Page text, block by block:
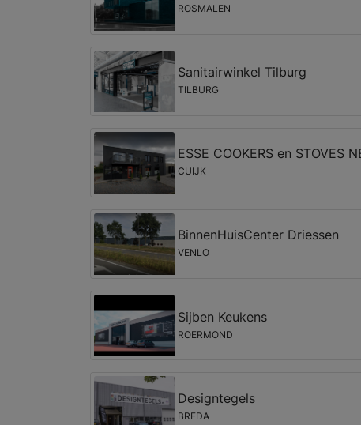
ROSMALEN
Sanitairwinkel Tilburg
TILBURG
ESSE COOKERS en STOVES
CUIJK
BinnenHuisCenter Driessen
VENLO
Sijben Keukens
ROERMOND
Designtegels
BREDA